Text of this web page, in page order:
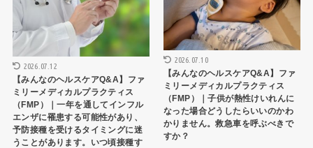
2026.07.12
【みんなのヘルスケアQ&A】ファ
ミリーメディカルプラクティス
（FMP）｜一年を通してインフル
エンザに罹患する可能性があり、
予防接種を受けるタイミングに迷
うことがあります。いつ頃接種す
2026.07.10
【みんなのヘルスケアQ&A】ファ
ミリーメディカルプラクティス
（FMP）｜子供が熱性けいれんに
なった場合どうしたらいいのかわ
かりません。救急車を呼ぶべきで
すか？